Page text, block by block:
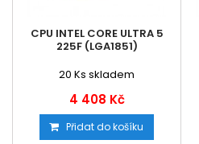
CPU INTEL CORE ULTRA 5
225F (LGA1851)
20 Ks skladem
4 408 Kč
Přidat do košíku